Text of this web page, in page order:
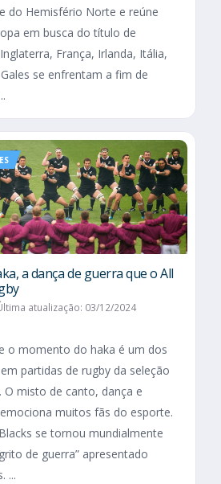
do Hemisfério Norte e reúne
em busca do título de
França, Irlanda, Itália,
se enfrentam a fim de
a dança de guerra que o All
atualização: 03/12/2024
o momento do haka é um dos
partidas de rugby da seleção
O misto de canto, dança e
muitos fãs do esporte.
se tornou mundialmente
de guerra” apresentado
...